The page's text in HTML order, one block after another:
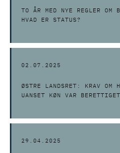
TO ÅR MED NYE REGLER OM
HVAD ER STATUS?
02.07.2025
ØSTRE LANDSRET: KRAV OM
UANSET KØN VAR BERETTIGET
29.04.2025